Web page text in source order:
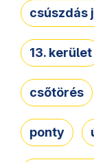
csúszdás
13. kerület
csőtörés
ponty